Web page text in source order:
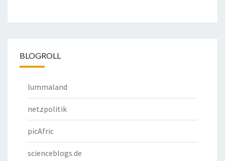
BLOGROLL
lummaland
netzpolitik
picAfric
scienceblogs.de